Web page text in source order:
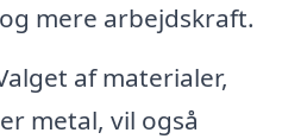
mere arbejdskraft.
af materialer,
metal, vil også